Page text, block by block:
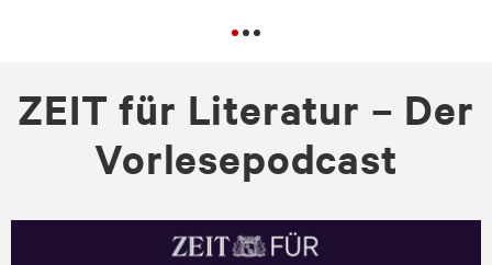
ZEIT für Literatur – Der
Vorlesepodcast